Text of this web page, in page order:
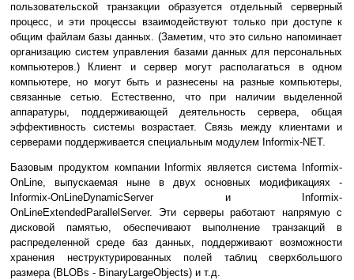
пользовательской транзакции образуется отдельный серверный
процесс, и эти процессы взаимодействуют только при доступе к
общим файлам базы данных. (Заметим, что это сильно напоминает
организацию систем управления базами данных для персональных
компьютеров.) Клиент и сервер могут располагаться в одном
компьютере, но могут быть и разнесены на разные компьютеры,
связанные сетью. Естественно, что при наличии выделенной
аппаратуры, поддерживающей деятельность сервера, общая
эффективность системы возрастает. Связь между клиентами и
серверами поддерживается специальным модулем Informix-NET.
Базовым продуктом компании Informix является система Informix-
OnLine, выпускаемая ныне в двух основных модификациях -
Informix-OnLineDynamicServer и Informix-
OnLineExtendedParallelServer. Эти серверы работают напрямую с
дисковой памятью, обеспечивают выполнение транзакций в
распределенной среде баз данных, поддерживают возможности
хранения неструктурированных полей таблиц сверхбольшого
размера (BLOBs - BinaryLargeObjects) и т.д.